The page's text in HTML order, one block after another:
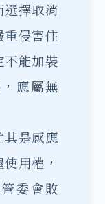
選擇取消
重侵害住
不能加裝
應屬無
其是感應
用權，
委會敗